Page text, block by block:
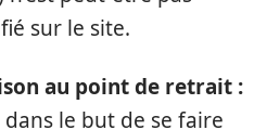
sur le site.
au point de retrait :
le but de se faire